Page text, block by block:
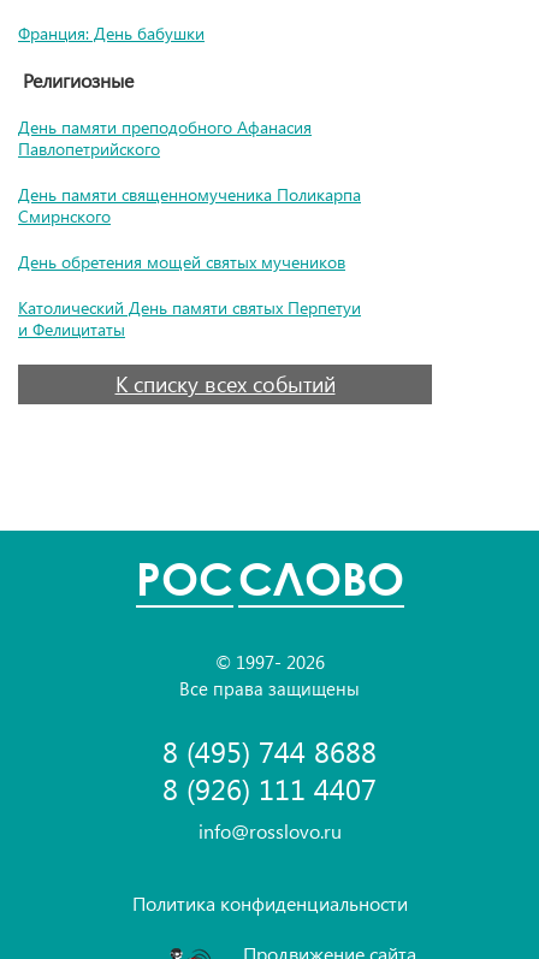
Франция: День бабушки
Религиозные
День памяти преподобного Афанасия
Павлопетрийского
День памяти священномученика Поликарпа
Смирнского
День обретения мощей святых мучеников
Католический День памяти святых Перпетуи
и Фелицитаты
К списку всех событий
POCСЛОВО
© 1997- 2026
Все права защищены
8 (495) 744 8688
8 (926) 111 4407
info@rosslovo.ru
Политика конфиденциальности
Продвижение сайта